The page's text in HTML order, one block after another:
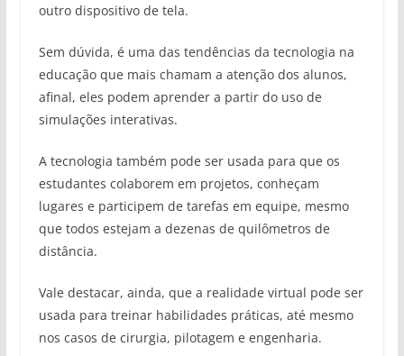
outro dispositivo de tela.
Sem dúvida, é uma das tendências da tecnologia na
educação que mais chamam a atenção dos alunos,
afinal, eles podem aprender a partir do uso de
simulações interativas.
A tecnologia também pode ser usada para que os
estudantes colaborem em projetos, conheçam
lugares e participem de tarefas em equipe, mesmo
que todos estejam a dezenas de quilômetros de
distância.
Vale destacar, ainda, que a realidade virtual pode ser
usada para treinar habilidades práticas, até mesmo
nos casos de cirurgia, pilotagem e engenharia.